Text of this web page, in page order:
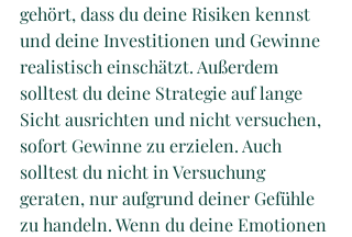
gehört, dass du deine Risiken kennst
und deine Investitionen und Gewinne
realistisch einschätzt. Außerdem
solltest du deine Strategie auf lange
Sicht ausrichten und nicht versuchen,
sofort Gewinne zu erzielen. Auch
solltest du nicht in Versuchung
geraten, nur aufgrund deiner Gefühle
zu handeln. Wenn du deine Emotionen